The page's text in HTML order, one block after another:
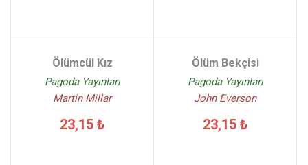
Ölümcül Kız
Pagoda Yayınları
Martin Millar
23,15 ₺
Ölüm Bekçisi
Pagoda Yayınları
John Everson
23,15 ₺